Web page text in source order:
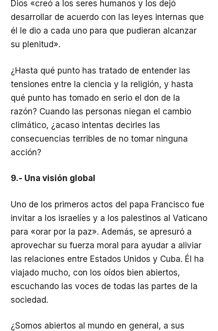
Dios «creó a los seres humanos y los dejó
desarrollar de acuerdo con las leyes internas que
él le dio a cada uno para que pudieran alcanzar
su plenitud».
¿Hasta qué punto has tratado de entender las
tensiones entre la ciencia y la religión, y hasta
qué punto has tomado en serio el don de la
razón? Cuando las personas niegan el cambio
climático, ¿acaso intentas decirles las
consecuencias terribles de no tomar ninguna
acción?
9.- Una visión global
Uno de los primeros actos del papa Francisco fue
invitar a los israelíes y a los palestinos al Vaticano
para «orar por la paz». Además, se apresuró a
aprovechar su fuerza moral para ayudar a aliviar
las relaciones entre Estados Unidos y Cuba. Él ha
viajado mucho, con los oídos bien abiertos,
escuchando las voces de todas las partes de la
sociedad.
¿Somos abiertos al mundo en general, a sus